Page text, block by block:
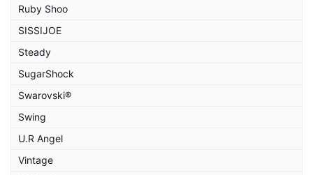
Ruby Shoo
SISSIJOE
Steady
SugarShock
Swarovski®
Swing
U.R Angel
Vintage